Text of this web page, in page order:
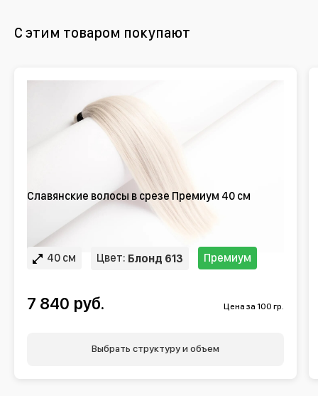
С этим товаром покупают
Славянские волосы в срезе Премиум 40 см
40 см Цвет: Блонд 613 Премиум
7 840 руб. Цена за 100 гр.
Выбрать структуру и объем